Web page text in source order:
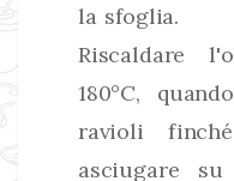
la sfoglia.
Riscaldare
180°C,
ravioli
asciugare